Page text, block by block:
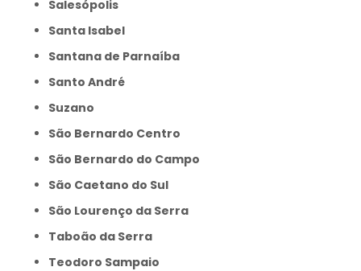
Salesópolis
Santa Isabel
Santana de Parnaíba
Santo André
Suzano
São Bernardo Centro
São Bernardo do Campo
São Caetano do Sul
São Lourenço da Serra
Taboão da Serra
Teodoro Sampaio